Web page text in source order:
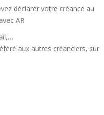
déclarer votre créance au
AR
aux autres créanciers, sur